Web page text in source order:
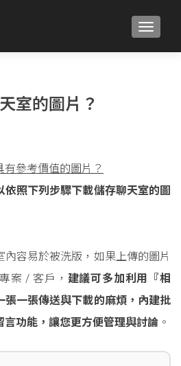
室的圖片？
參考價值的圖片？
照下列步驟下載儲存聊天室的圖
容易於被洗版，如果上傳的圖片
案 / 客戶， 建議可多加利用『相
張一張傳送與下載的麻煩，內建批
言功能，讓您更方便管理與討論 。